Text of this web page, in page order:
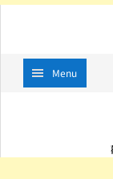
Menu